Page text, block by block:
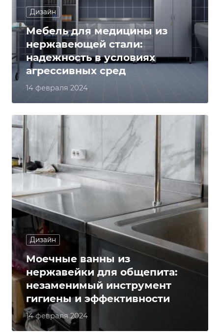
Дизайн
14 февраля 2024
Мебель для медицины из
нержавеющей стали:
надежность в условиях
агрессивных сред
Дизайн
14 февраля 2024
Моечные ванны из
нержавейки для общепита:
незаменимый инструмент
гигиены и эффективности